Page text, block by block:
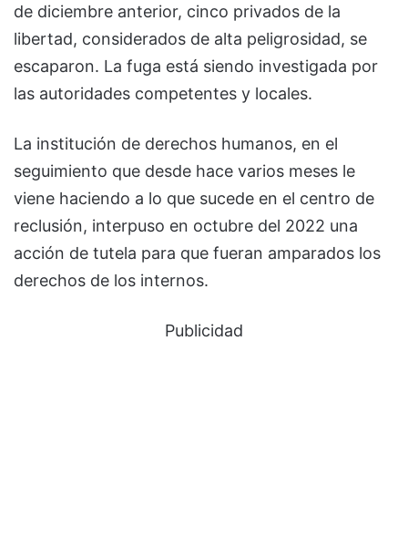
de diciembre anterior, cinco privados de la
libertad, considerados de alta peligrosidad, se
escaparon. La fuga está siendo investigada por
las autoridades competentes y locales.
La institución de derechos humanos, en el
seguimiento que desde hace varios meses le
viene haciendo a lo que sucede en el centro de
reclusión, interpuso en octubre del 2022 una
acción de tutela para que fueran amparados los
derechos de los internos.
Publicidad